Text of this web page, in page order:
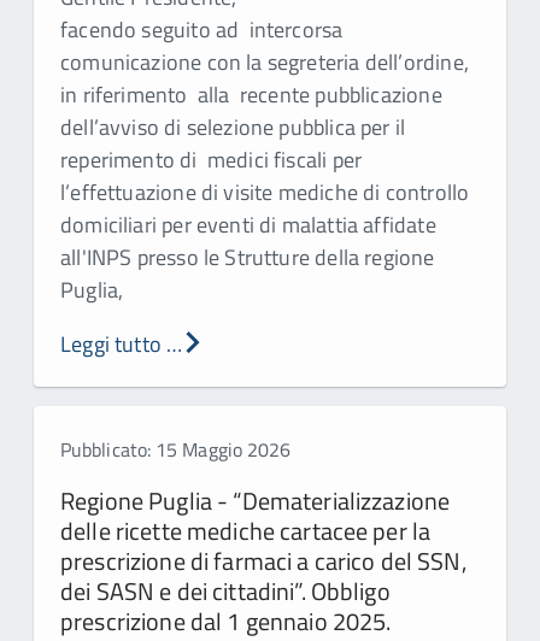
facendo seguito ad intercorsa
comunicazione con la segreteria dell’ordine,
in riferimento alla recente pubblicazione
dell’avviso di selezione pubblica per il
reperimento di medici fiscali per
l’effettuazione di visite mediche di controllo
domiciliari per eventi di malattia affidate
all'INPS presso le Strutture della regione
Puglia,
Leggi tutto …
Pubblicato: 15 Maggio 2026
Regione Puglia - “Dematerializzazione
delle ricette mediche cartacee per la
prescrizione di farmaci a carico del SSN,
dei SASN e dei cittadini”. Obbligo
prescrizione dal 1 gennaio 2025.